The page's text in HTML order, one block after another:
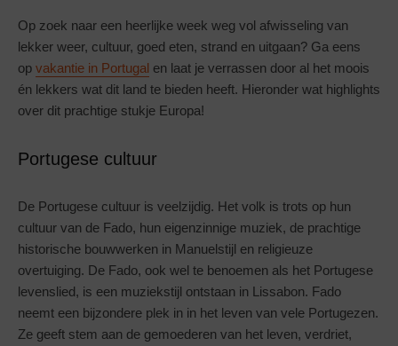
Op zoek naar een heerlijke week weg vol afwisseling van
lekker weer, cultuur, goed eten, strand en uitgaan? Ga eens
op vakantie in Portugal en laat je verrassen door al het moois
én lekkers wat dit land te bieden heeft. Hieronder wat highlights
over dit prachtige stukje Europa!
Portugese cultuur
De Portugese cultuur is veelzijdig. Het volk is trots op hun
cultuur van de Fado, hun eigenzinnige muziek, de prachtige
historische bouwwerken in Manuelstijl en religieuze
overtuiging. De Fado, ook wel te benoemen als het Portugese
levenslied, is een muziekstijl ontstaan in Lissabon. Fado
neemt een bijzondere plek in in het leven van vele Portugezen.
Ze geeft stem aan de gemoederen van het leven, verdriet,